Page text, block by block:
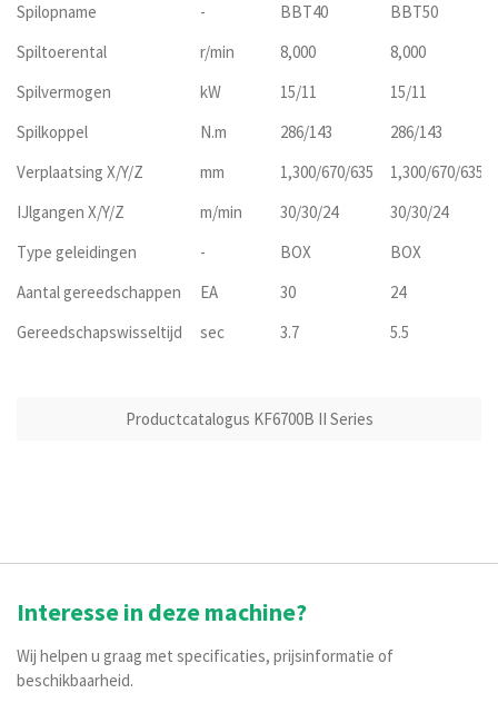
Spilopname
- BBT40
BBT50
Spiltoerental
r/min 8,000
8,000
Spilvermogen
kW 15/11
15/11
Spilkoppel
N.m 286/143
286/143
Verplaatsing X/Y/Z
mm 1,300/670/635
1,300/670/635
IJlgangen X/Y/Z
m/min 30/30/24
30/30/24
Type geleidingen
- BOX
BOX
Aantal gereedschappen
EA 30
24
Gereedschapswisseltijd
sec 3.7 5.5
Productcatalogus KF6700B II Series
Interesse in deze machine?
Wij helpen u graag met specificaties, prijsinformatie of
beschikbaarheid.